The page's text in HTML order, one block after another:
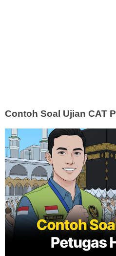
Contoh Soal Ujian CAT